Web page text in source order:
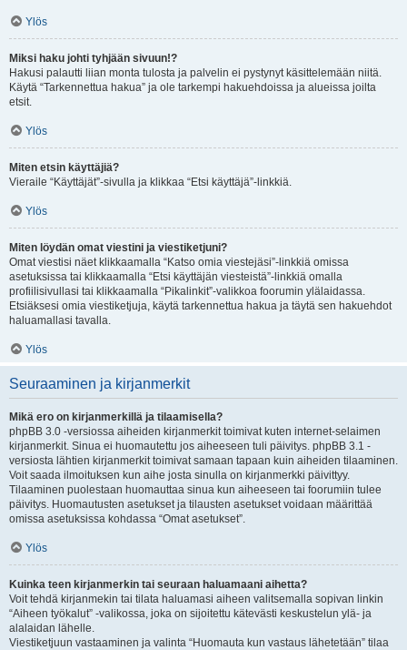
Ylös
Miksi haku johti tyhjään sivuun!?
Hakusi palautti liian monta tulosta ja palvelin ei pystynyt käsittelemään niitä.
Käytä “Tarkennettua hakua” ja ole tarkempi hakuehdoissa ja alueissa joilta
etsit.
Ylös
Miten etsin käyttäjiä?
Vieraile “Käyttäjät”-sivulla ja klikkaa “Etsi käyttäjä”-linkkiä.
Ylös
Miten löydän omat viestini ja viestiketjuni?
Omat viestisi näet klikkaamalla “Katso omia viestejäsi”-linkkiä omissa
asetuksissa tai klikkaamalla “Etsi käyttäjän viesteistä”-linkkiä omalla
profiilisivullasi tai klikkaamalla “Pikalinkit”-valikkoa foorumin ylälaidassa.
Etsiäksesi omia viestiketjuja, käytä tarkennettua hakua ja täytä sen hakuehdot
haluamallasi tavalla.
Ylös
Seuraaminen ja kirjanmerkit
Mikä ero on kirjanmerkillä ja tilaamisella?
phpBB 3.0 -versiossa aiheiden kirjanmerkit toimivat kuten internet-selaimen
kirjanmerkit. Sinua ei huomautettu jos aiheeseen tuli päivitys. phpBB 3.1 -
versiosta lähtien kirjanmerkit toimivat samaan tapaan kuin aiheiden tilaaminen.
Voit saada ilmoituksen kun aihe josta sinulla on kirjanmerkki päivittyy.
Tilaaminen puolestaan huomauttaa sinua kun aiheeseen tai foorumiin tulee
päivitys. Huomautusten asetukset ja tilausten asetukset voidaan määrittää
omissa asetuksissa kohdassa “Omat asetukset”.
Ylös
Kuinka teen kirjanmerkin tai seuraan haluamaani aihetta?
Voit tehdä kirjanmekin tai tilata haluamasi aiheen valitsemalla sopivan linkin
“Aiheen työkalut” -valikossa, joka on sijoitettu kätevästi keskustelun ylä- ja
alalaidan lähelle.
Viestiketjuun vastaaminen ja valinta “Huomauta kun vastaus lähetetään” tilaa